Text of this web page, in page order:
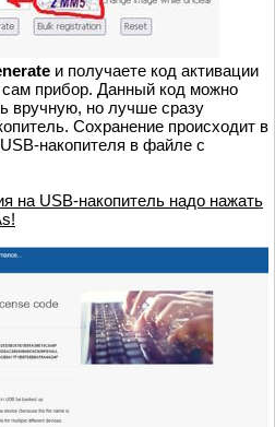
и получаете код активации
прибор. Данный код можно
вручную, но лучше сразу
Сохранение происходит в
накопителя в файле с
на USB-накопитель надо нажать